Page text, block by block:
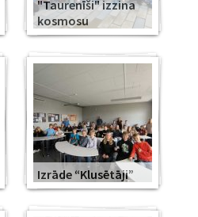
"Taurenīši" izzina
kosmosu
Izrāde “Klusētāji”